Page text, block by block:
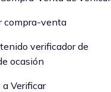
compra-venta
verificador de
ocasión
Verificar